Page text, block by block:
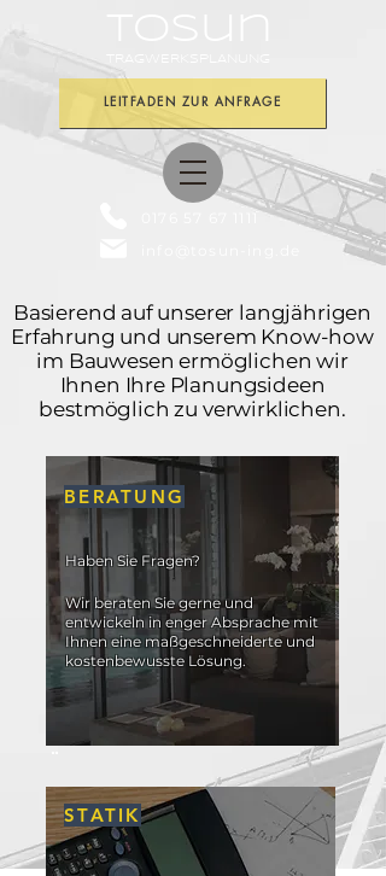
LEITFADEN ZUR ANFRAGE
Basierend auf unserer langjährigen
Erfahrung und unserem Know-how
im Bauwesen ermöglichen wir
Ihnen Ihre Planungsideen
bestmöglich zu verwirklichen.
Haben Sie Fragen?
Wir beraten Sie gerne und
entwickeln in enger Absprache mit
Ihnen eine maßgeschneiderte und
kostenbewusste Lösung.
BERATUNG
STATIK